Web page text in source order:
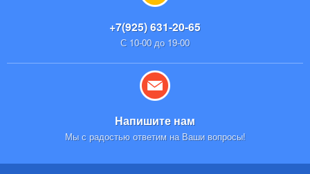
+7(925) 631-20-65
С 10-00 до 19-00
Напишите нам
Мы с радостью ответим на Ваши вопросы!